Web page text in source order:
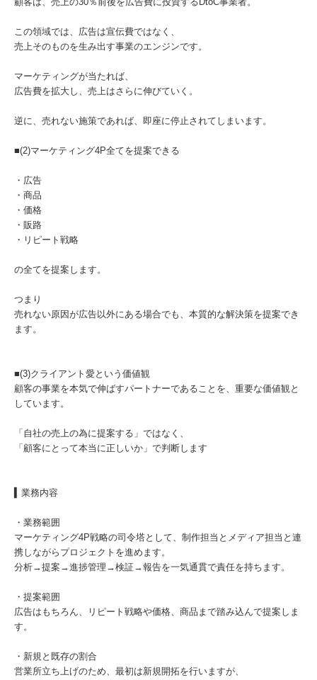
この領域では、広告は宣伝費ではなく、
売上そのものを生み出す事業のエンジンです。
マーケティングが当たれば、
広告費を拡大し、売上はさらに伸びていく。
逆に、売れない施策であれば、即座に停止されてしまいます。
■(2)マーケティング4P全てを提案できる
・広告
・商品
・価格
・販路
・リピート戦略
の全てを提案します。
つまり
売れない原因が広告以外にある場合でも、本質的な解決策を提案でき
ます。
■(3)クライアント愛という価値観
顧客の事業を本気で伸ばすパートナーであることを、重要な価値観と
しています。
「自社の売上の為に提案する」ではなく、
「顧客にとって本当に正しいか」で判断します
▍業務内容
・業務範囲
マーケティング4P戦略の司令塔として、制作担当とメディア担当と連
携しながらプロジェクトを進めます。
分析→提案→進捗管理→検証→報告を一気通貫で責任を持ちます。
・提案範囲
広告はもちろん、リピート戦略や価格、商品まで踏み込んで提案しま
す。
・新規と既存の割合
営業所立ち上げのため、最初は新規開拓を行いますが、